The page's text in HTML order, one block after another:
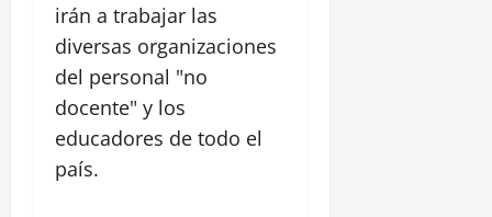
irán a trabajar las
diversas organizaciones
del personal "no
docente" y los
educadores de todo el
país.